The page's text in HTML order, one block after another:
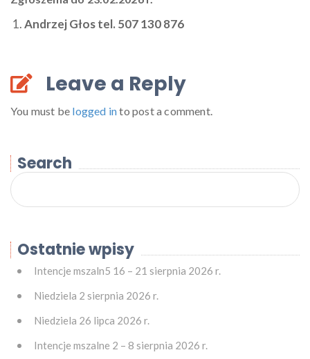
Andrzej Głos tel. 507 130 876
Leave a Reply
You must be logged into post a comment.
Search
Ostatnie wpisy
Intencje mszaln5 16 – 21 sierpnia 2026 r.
Niedziela 2 sierpnia 2026 r.
Niedziela 26 lipca 2026 r.
Intencje mszalne 2 – 8 sierpnia 2026 r.